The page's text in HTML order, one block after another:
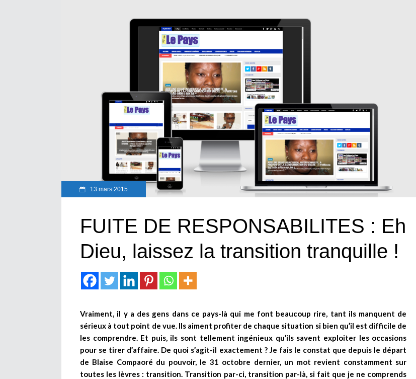
13 mars 2015
FUITE DE RESPONSABILITES : Eh
Dieu, laissez la transition tranquille !
Vraiment, il y a des gens dans ce pays-là qui me font beaucoup rire, tant ils manquent de
sérieux à tout point de vue. Ils aiment profiter de chaque situation si bien qu’il est difficile de
les comprendre. Et puis, ils sont tellement ingénieux qu’ils savent exploiter les occasions
pour se tirer d’affaire. De quoi s’agit-il exactement ? Je fais le constat que depuis le départ
de Blaise Compaoré du pouvoir, le 31 octobre dernier, un mot revient constamment sur
toutes les lèvres : transition. Transition par-ci, transition par-là, si fait que je ne comprends